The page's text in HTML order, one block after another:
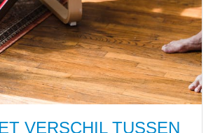
VERSCHIL TUSSEN